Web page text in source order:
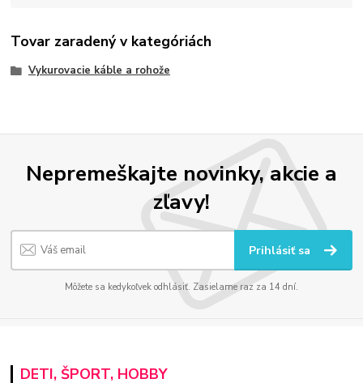
Tovar zaradený v kategóriách
Vykurovacie káble a rohože
Nepremeškajte novinky, akcie a
zľavy!
Prihlásiť sa
Môžete sa kedykoľvek odhlásiť. Zasielame raz za 14 dní.
DETI, ŠPORT, HOBBY